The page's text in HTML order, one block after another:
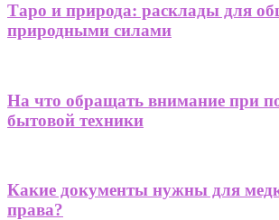
Таро и природа: расклады для
природными силами
На что обращать внимание при
бытовой техники
Какие документы нужны для
права?